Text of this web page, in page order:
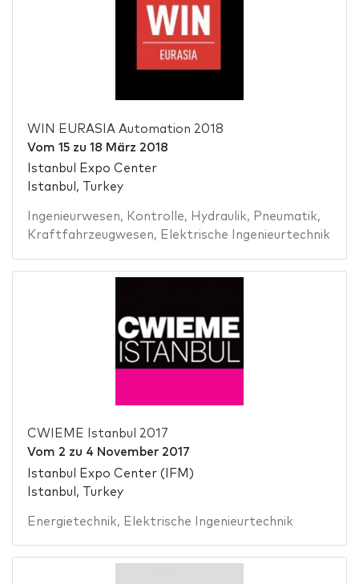
WIN EURASIA Automation 2018
Vom 15zu 18 März 2018
Istanbul Expo Center
Istanbul, Turkey
Ingenieurwesen, Kontrolle, Hydraulik, Pneumatik,
Kraftfahrzeugwesen, Elektrische Ingenieurtechnik
CWIEME Istanbul 2017
Vom 2 zu 4 November 2017
Istanbul Expo Center (IFM)
Istanbul, Turkey
Energietechnik, Elektrische Ingenieurtechnik